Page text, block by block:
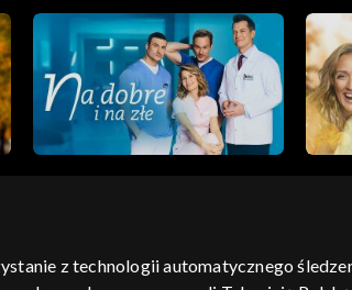
z technologii automatycznego